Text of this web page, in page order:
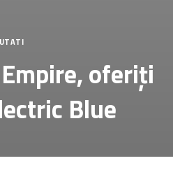
oferiți
Blue